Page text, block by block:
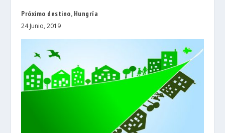
Próximo destino, Hungría
24 Junio, 2019